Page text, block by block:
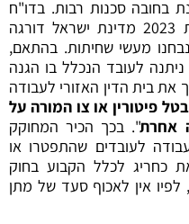
בחובה סכנות רבות. בדו"ח
של ארגון השקיפות העולמי משנת 2023 מדינת ישראל דורגה
שבהן נבחנו מעשי שחיתות. בהתאם,
לעובד הנכלל בו הגנה
את בית הדין האזורי לעבודה
פיטורין או צו המורה על
אחרת". בכך הכיר המחוקק
לעובדים שהתפטרו או
כחריג לכלל הקבוע בחוק
אין לאכוף סעד של מתן